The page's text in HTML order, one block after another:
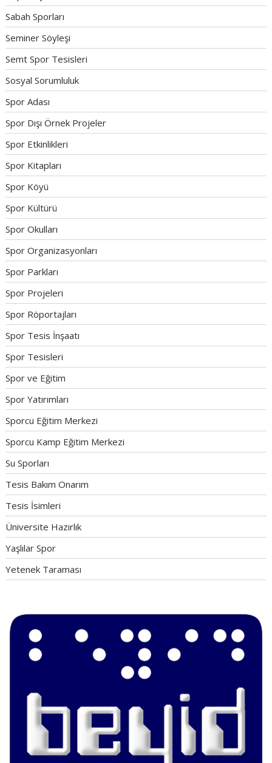
Sabah Sporları
Seminer Söyleşi
Semt Spor Tesisleri
Sosyal Sorumluluk
Spor Adası
Spor Dışı Örnek Projeler
Spor Etkinlikleri
Spor Kitapları
Spor Köyü
Spor Kültürü
Spor Okulları
Spor Organizasyonları
Spor Parkları
Spor Projeleri
Spor Röportajları
Spor Tesis İnşaatı
Spor Tesisleri
Spor ve Eğitim
Spor Yatırımları
Sporcu Eğitim Merkezi
Sporcu Kamp Eğitim Merkezi
Su Sporları
Tesis Bakım Onarım
Tesis İsimleri
Üniversite Hazırlık
Yaşlılar Spor
Yetenek Taraması